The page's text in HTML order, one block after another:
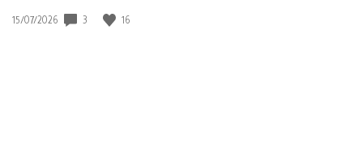
Date
15/07/2026 3 16